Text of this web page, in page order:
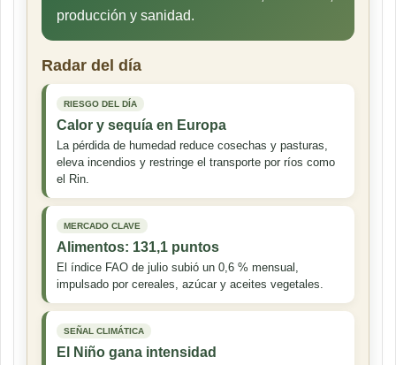
producción y sanidad.
Radar del día
RIESGO DEL DÍA
Calor y sequía en Europa
La pérdida de humedad reduce cosechas y pasturas,
eleva incendios y restringe el transporte por ríos como
el Rin.
MERCADO CLAVE
Alimentos: 131,1 puntos
El índice FAO de julio subió un 0,6 % mensual,
impulsado por cereales, azúcar y aceites vegetales.
SEÑAL CLIMÁTICA
El Niño gana intensidad